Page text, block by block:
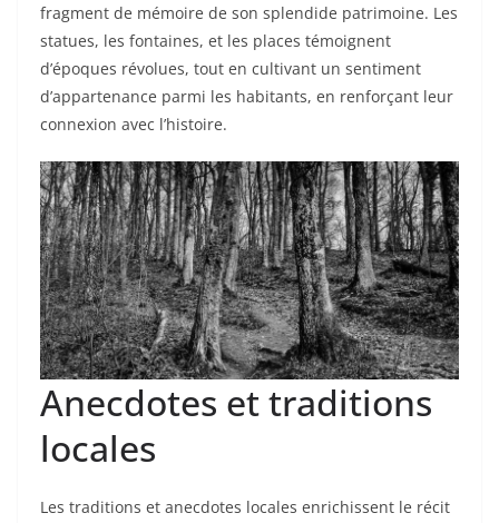
fragment de mémoire de son splendide patrimoine. Les
statues, les fontaines, et les places témoignent
d’époques révolues, tout en cultivant un sentiment
d’appartenance parmi les habitants, en renforçant leur
connexion avec l’histoire.
Anecdotes et traditions
locales
Les traditions et anecdotes locales enrichissent le récit